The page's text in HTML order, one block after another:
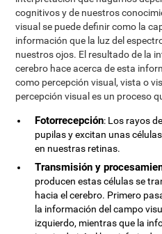
cognitivos y de nuestros
visual se puede definir como la
información que la luz del
nuestros ojos. El resultado de la
cerebro hace acerca de esta
como percepción visual, vista o
percepción visual es un proceso
Fotorrecepción: Los rayos
pupilas y excitan unas
en nuestras retinas.
Transmisión y
producen estas células se
hacia el cerebro. Primero
la información del campo
izquierdo, mientras que la